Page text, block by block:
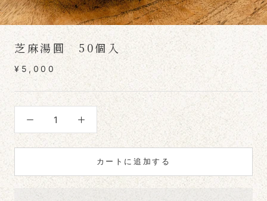
芝麻湯圓 50個入
¥5,000
カートに追加する